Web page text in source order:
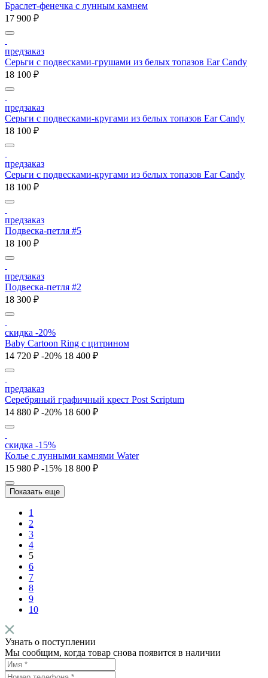
Браслет-фенечка с лунным камнем
17 900 ₽
предзаказ
Серьги с подвесками-грушами из белых топазов Ear Candy
18 100 ₽
предзаказ
Серьги с подвесками-кругами из белых топазов Ear Candy
18 100 ₽
предзаказ
Серьги с подвесками-кругами из белых топазов Ear Candy
18 100 ₽
предзаказ
Подвеска-петля #5
18 100 ₽
предзаказ
Подвеска-петля #2
18 300 ₽
скидка -20%
Baby Cartoon Ring с цитрином
14 720 ₽ -20% 18 400 ₽
предзаказ
Серебряный графичный крест Post Scriptum
14 880 ₽ -20% 18 600 ₽
скидка -15%
Колье с лунными камнями Water
15 980 ₽ -15% 18 800 ₽
Показать еще
1
2
3
4
5
6
7
8
9
10
Узнать о поступлении
Мы сообщим, когда товар снова появится в наличии